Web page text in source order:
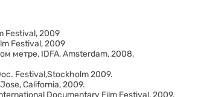
Festival, 2009
Festival, 2009
метре, IDFA, Amsterdam, 2008.
Festival,Stockholm 2009.
California, 2009.
Documentary Film Festival, 2009.